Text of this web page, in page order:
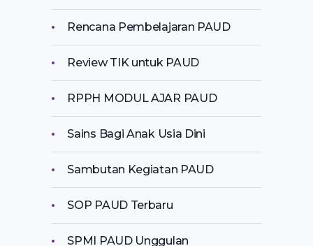
Rencana Pembelajaran PAUD
Review TIK untuk PAUD
RPPH MODUL AJAR PAUD
Sains Bagi Anak Usia Dini
Sambutan Kegiatan PAUD
SOP PAUD Terbaru
SPMI PAUD Unggulan